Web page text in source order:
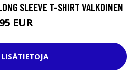
SLEEVE T-SHIRT VALKOINEN
EUR
LISÄTIETOJA